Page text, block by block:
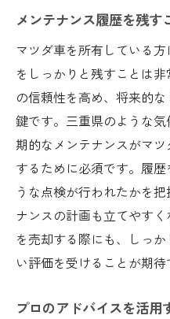
メンテナンス履歴を残す
マツダ車を所有している
をしっかりと残すことは
の信頼性を高め、将来的
鍵です。三重県のような
期的なメンテナンスがマ
するために必須です。履
うな点検が行われたかを
ナンスの計画も立てやす
を売却する際にも、しっ
い評価を受けることが期待
プロのアドバイスを活用